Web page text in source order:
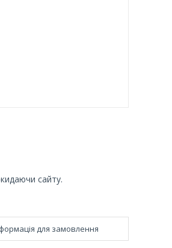
сайту.
для замовлення